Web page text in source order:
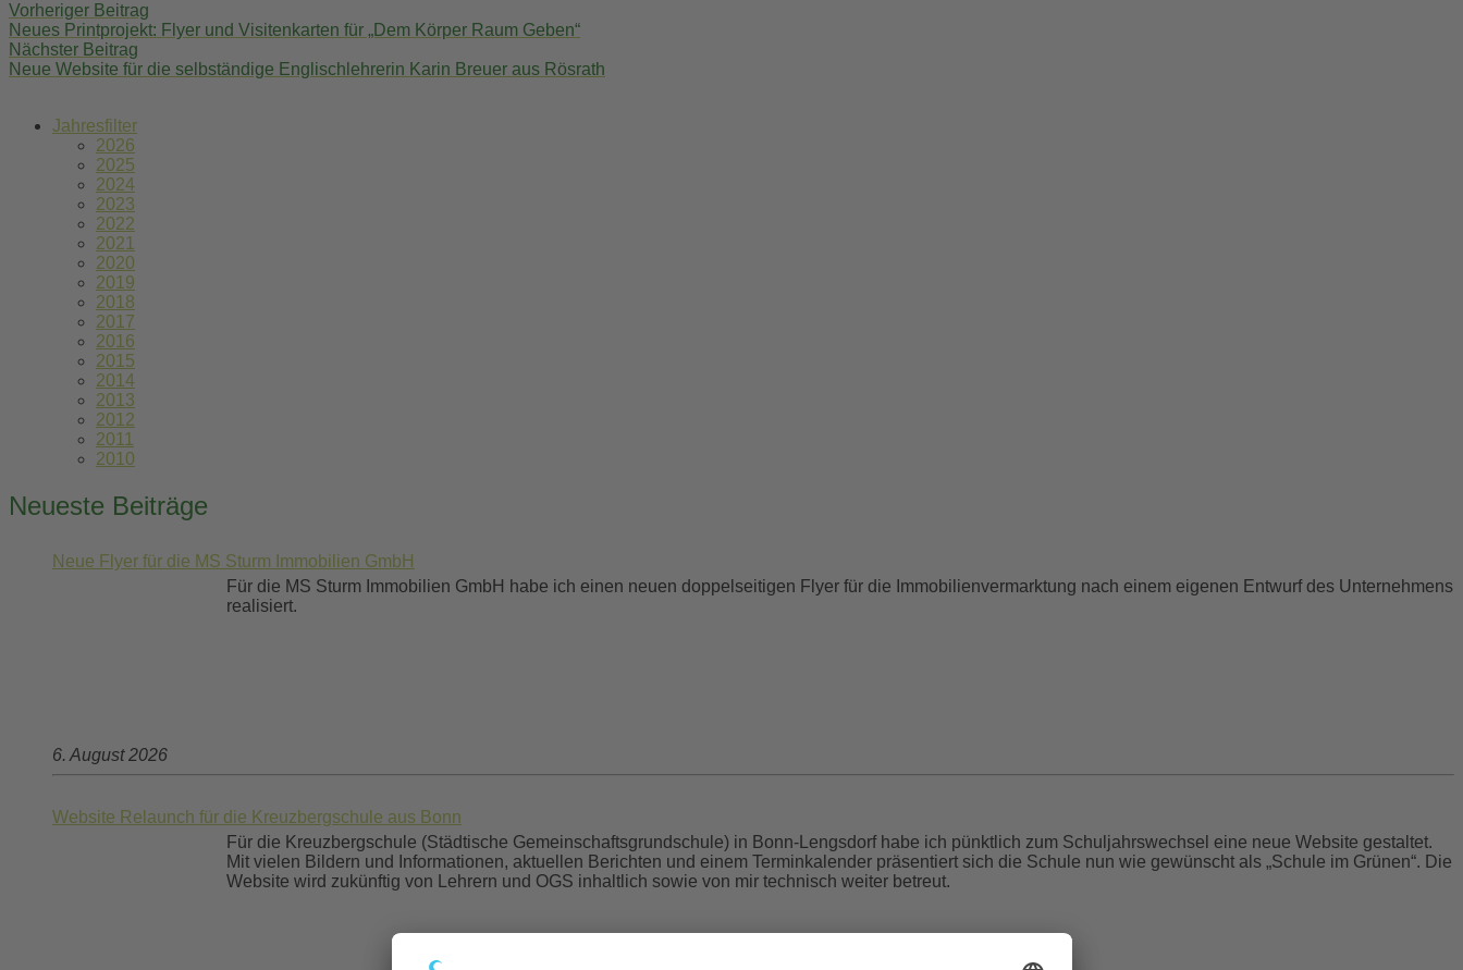
navigation
Vorheriger Beitrag
Neues Printprojekt: Flyer und Visitenkarten für „Dem Körper Raum Geben“
Nächster Beitrag
Neue Website für die selbständige Englischlehrerin Karin Breuer aus Rösrath
Jahresfilter
2026
2025
2024
2023
2022
2021
2020
2019
2018
2017
2016
2015
2014
2013
2012
2011
2010
Neueste Beiträge
Neue Flyer für die MS Sturm Immobilien GmbH
Für die MS Sturm Immobilien GmbH habe ich einen neuen doppelseitigen Flyer für die Immobilienvermarktung nach einem eigenen Entwurf des Unternehmens
realisiert.
6. August 2026
Website Relaunch für die Kreuzbergschule aus Bonn
Für die Kreuzbergschule (Städtische Gemeinschaftsgrundschule) in Bonn-Lengsdorf habe ich pünktlich zum Schuljahrswechsel eine neue Website gestaltet.
Mit vielen Bildern und Informationen, aktuellen Berichten und einem Terminkalender präsentiert sich die Schule nun wie gewünscht als „Schule im Grünen“. Die
Website wird zukünftig von Lehrern und OGS inhaltlich sowie von mir technisch weiter betreut.